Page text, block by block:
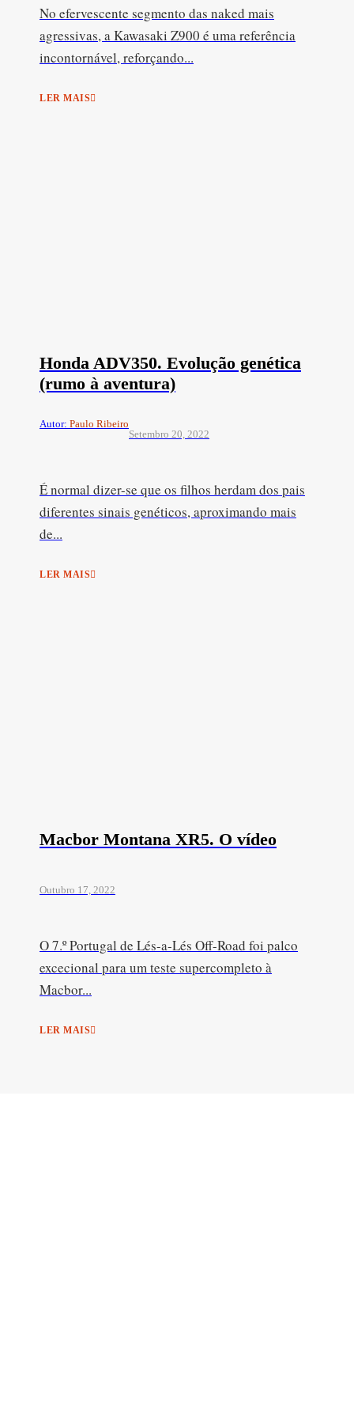
No efervescente segmento das naked mais
agressivas, a Kawasaki Z900 é uma referência
incontornável, reforçando...
LER MAIS
Honda ADV350. Evolução genética
(rumo à aventura)
Autor: Paulo Ribeiro
Setembro 20, 2022
É normal dizer-se que os filhos herdam dos pais
diferentes sinais genéticos, aproximando mais
de...
LER MAIS
Macbor Montana XR5. O vídeo
Outubro 17, 2022
O 7.º Portugal de Lés-a-Lés Off-Road foi palco
excecional para um teste supercompleto à
Macbor...
LER MAIS